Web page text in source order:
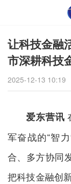
让科技金融
市深耕科技
2025-12-13 10:19
爱东营讯
军奋战的“智
合、多方协同
把科技金融创